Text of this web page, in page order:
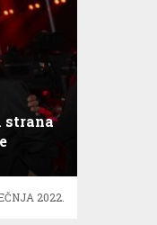
strana
2022.